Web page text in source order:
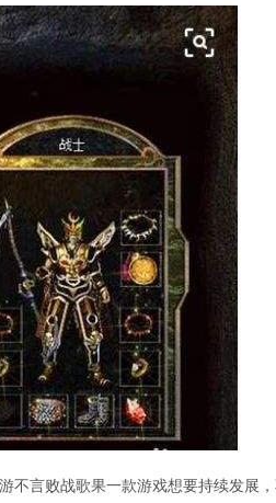
不言败战歌果一款游戏想要持续发展